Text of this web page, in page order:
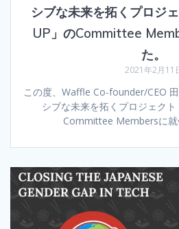
シブな未来を拓くプロジ
UP」のCommittee
た。
2021年2月11
この度、Waffle Co-founder/CEO
シブな未来を拓くプロジェク
Committee Membersに就